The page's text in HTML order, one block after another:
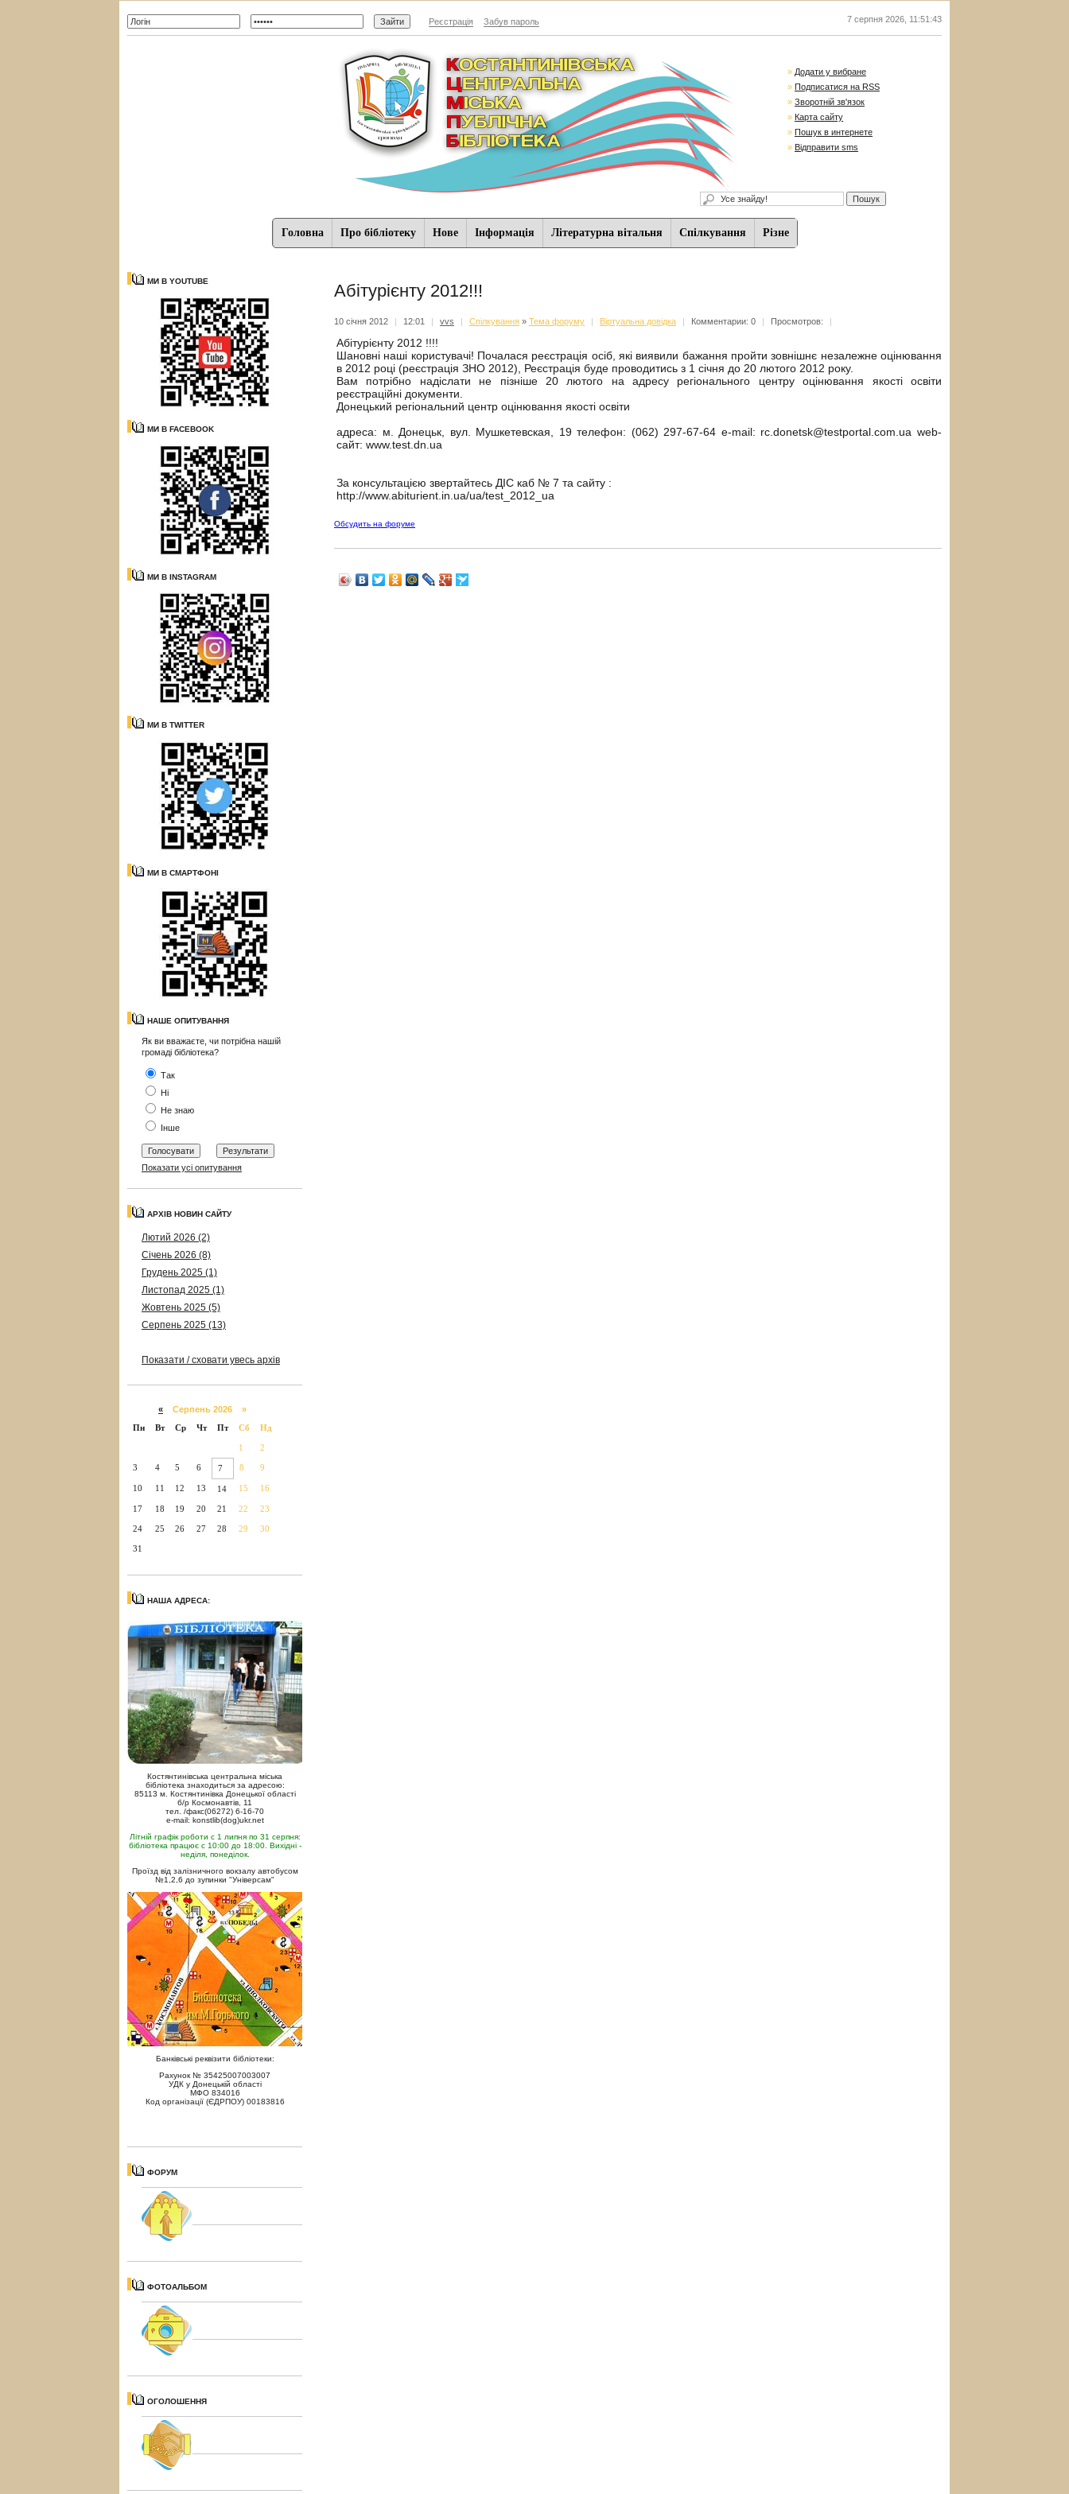
Реєстрація Забув пароль 7 серпня 2026 11:51:44
» Додати у вибране
» Подписатися на RSS
» Зворотній зв'язок
» Карта сайту
» Пошук в интернете
» Відправити sms
Головна Про бібліотеку Нове Iнформацiя Літературна вітальня Спiлкування Різне
МИ В YOUTUBE
МИ В FACEBOOK
МИ В INSTAGRAM
МИ В TWITTER
МИ В СМАРТФОНІ
НАШЕ ОПИТУВАННЯ
Як ви вважаєте, чи потрібна нашій
громаді бібліотека?
Так
Ні
Не знаю
Інше
Показати усі опитування
АРХІВ НОВИН САЙТУ
Лютий 2026 (2)
Січень 2026 (8)
Грудень 2025 (1)
Листопад 2025 (1)
Жовтень 2025 (5)
Серпень 2025 (13)
Показати / сховати увесь архів
« Серпень 2026 »
Пн
Вт Ср Чт Пт Сб Нд
1 2
3 4 5 6 7 8 9
10 11 12 13 14 15 16
17 18 19 20 21 22 23
24 25 26 27 28 29 30
31
НАША АДРЕСА:
Костянтинівська центральна міська
бібліотека знаходиться за адресою:
85113 м. Костянтинівка Донецької області
б/р Космонавтів, 11
тел. /факс(06272) 6-16-70
e-mail: konstlib(dog)ukr.net
Літній графік роботи с 1 липня по 31 серпня:
бібліотека працює с 10:00 до 18:00. Вихідні -
неділя, понеділок.
Проїзд від залізничного вокзалу автобусом
№1,2,6 до зупинки "Універсам"
Банківські реквізити бібліотеки:
Рахунок № 35425007003007
УДК у Донецькій області
МФО 834016
Код організації (ЄДРПОУ) 00183816
ФОРУМ
ФОТОАЛЬБОМ
ОГОЛОШЕННЯ
Абітурієнту 2012!!!
10 січня 2012 | 12:01 | vvs | Спiлкування » Тема форуму | Віртуальна довідка | Комментарии: 0 | Просмотров: |
Абітурієнту 2012 !!!!
Шановні наші користувачі! Почалася реєстрація осіб, які виявили бажання пройти зовнішнє незалежне оцінювання
в 2012 році (реєстрація ЗНО 2012), Реєстрація буде проводитись з 1 січня до 20 лютого 2012 року.
Вам потрібно надіслати не пізніше 20 лютого на адресу регіонального центру оцінювання якості освіти
реєстраційні документи.
Донецький регіональний центр оцінювання якості освіти
адреса: м. Донецьк, вул. Мушкетевская, 19 телефон: (062) 297-67-64 e-mail: rc.donetsk@testportal.com.ua web-
сайт: www.test.dn.ua
За консультацією звертайтесь ДІС каб № 7 та сайту :
http://www.abiturient.in.ua/ua/test_2012_ua
Обсудить на форуме